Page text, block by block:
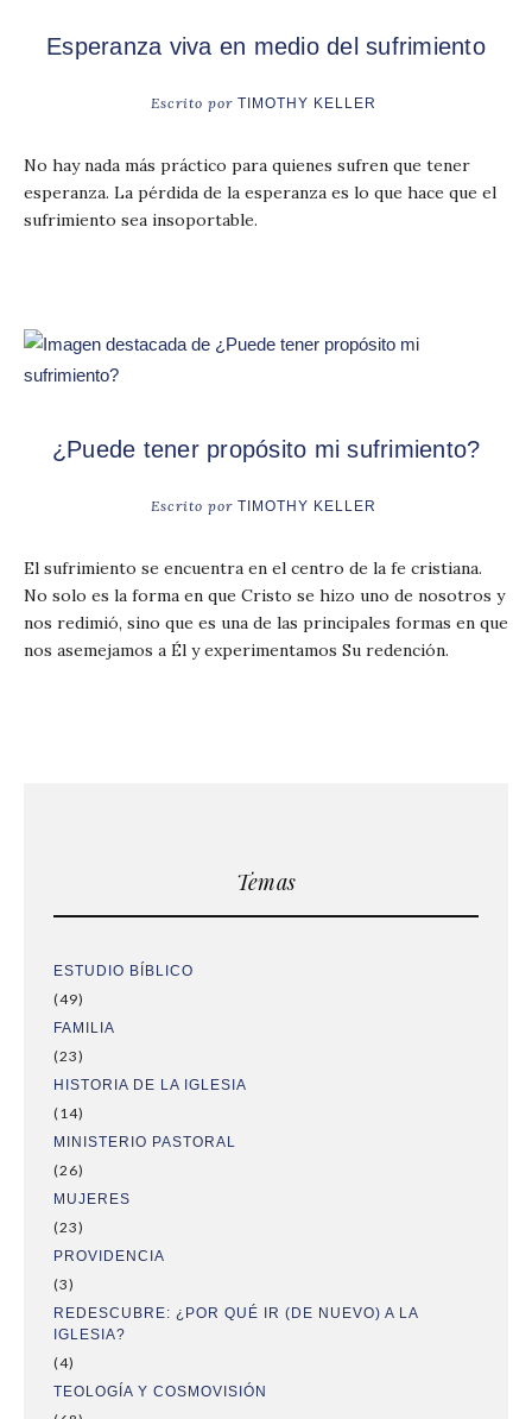
Esperanza viva en medio del sufrimiento
Escrito por TIMOTHY KELLER
No hay nada más práctico para quienes sufren que tener
esperanza. La pérdida de la esperanza es lo que hace que el
sufrimiento sea insoportable.
¿Puede tener propósito mi sufrimiento?
Escrito por TIMOTHY KELLER
El sufrimiento se encuentra en el centro de la fe cristiana.
No solo es la forma en que Cristo se hizo uno de nosotros y
nos redimió, sino que es una de las principales formas en que
nos asemejamos a Él y experimentamos Su redención.
Temas
ESTUDIO BÍBLICO
(49)
FAMILIA
(23)
HISTORIA DE LA IGLESIA
(14)
MINISTERIO PASTORAL
(26)
MUJERES
(23)
PROVIDENCIA
(3)
REDESCUBRE: ¿POR QUÉ IR (DE NUEVO) A LA
IGLESIA?
(4)
TEOLOGÍA Y COSMOVISIÓN